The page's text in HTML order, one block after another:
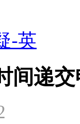
-英
间递